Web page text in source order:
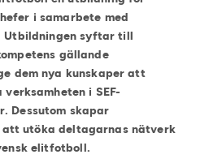
i samarbete med
Utbildningen syftar till
gällande
dem nya kunskaper att
i SEF-
. Dessutom skapar
utöka deltagarnas nätverk
elitfotboll.